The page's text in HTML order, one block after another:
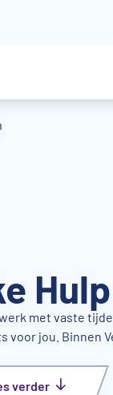
met vaste
voor jou. Binnen
verder